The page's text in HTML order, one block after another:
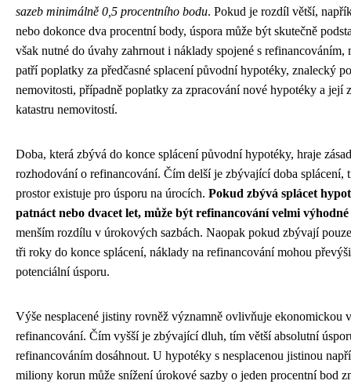
sazeb minimálně 0,5 procentního bodu. Pokud je rozdíl větší,
nebo dokonce dva procentní body, úspora může být skutečně
však nutné do úvahy zahrnout i náklady spojené s refinancováním,
patří poplatky za předčasné splacení původní hypotéky, znalecký
nemovitosti, případně poplatky za zpracování nové hypotéky a její
katastru nemovitostí.
Doba, která zbývá do konce splácení původní hypotéky, hraje
rozhodování o refinancování. Čím delší je zbývající doba splácení,
prostor existuje pro úsporu na úrocích. Pokud zbývá splácet
patnáct nebo dvacet let, může být refinancování velmi výhodné
menším rozdílu v úrokových sazbách. Naopak pokud zbývají
tři roky do konce splácení, náklady na refinancování mohou
potenciální úsporu.
Výše nesplacené jistiny rovněž významně ovlivňuje ekonomickou
refinancování. Čím vyšší je zbývající dluh, tím větší absolutní
refinancováním dosáhnout. U hypotéky s nesplacenou jistinou
miliony korun může snížení úrokové sazby o jeden procentní bod